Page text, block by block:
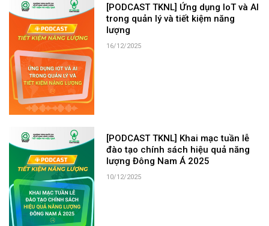
[PODCAST TKNL] Ứng dụng IoT và AI
trong quản lý và tiết kiệm năng
lượng
16/12/2025
[PODCAST TKNL] Khai mạc tuần lễ
đào tạo chính sách hiệu quả năng
lượng Đông Nam Á 2025
10/12/2025